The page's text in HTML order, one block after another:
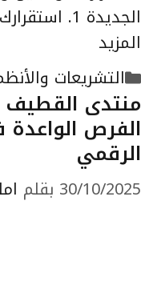
الجديدة 1. استقرارك المالي في الرياض …
المزيد
التصنيفات
التشريعات
منتدى
الفرص
الرقمي
30/10/2025 بقلم